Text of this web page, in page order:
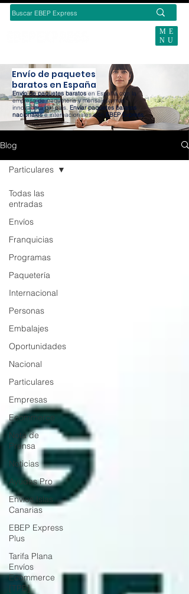
ME
NU
Envío de paquetes
baratos en España
Envío de paquetes baratos en España con la
empresa de paquetería y mensajería más
innovadora del país. Enviar paquetes baratos
nacionalese internacionales con EBEP Express.
Blog
Todas las
entradas
Envíos
Franquicias
Programas
Paquetería
Internacional
Personas
Embalajes
Oportunidades
Nacional
Particulares
Empresas
Ecommerce
Nota de
Prensa
Noticias
Ayudas Pro
Envíos Islas
Canarias
EBEP Express
Plus
Tarifa Plana
Envíos
Ecommerce
[TPE]
Particulares